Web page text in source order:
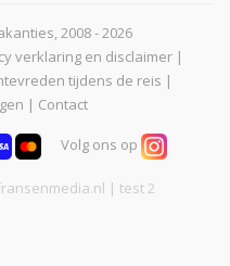
2008 - 2026
verklaring en disclaimer |
tijdens de reis |
| Contact
Volg ons op
| test 2